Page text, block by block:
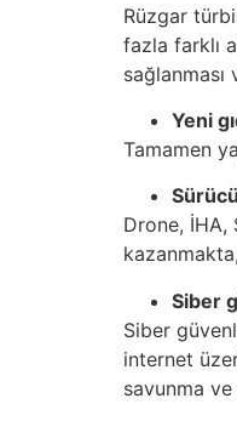
Rüzgar
fazla farklı
Yeni
Tamamen
Drone,
Siber
Siber
internet
savunma